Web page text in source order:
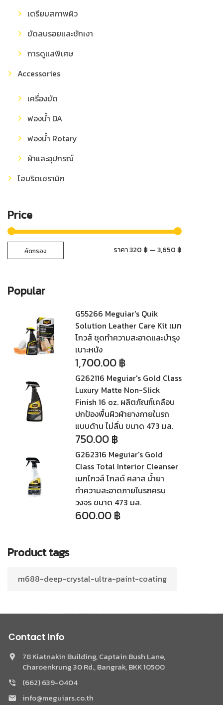
เตรียมสภาพผิว
ขัดลบรอยและชักเงา
การดูแลพิเศษ
Accessories
เครื่องขัด
ฟองน้ำ DA
ฟองน้ำ Rotary
ผ้าและอุปกรณ์
ไฮบริดเซรามิก
Price
คัดกรอง ราคา320 ฿ —3,650 ฿
Popular
G55266 Meguiar's Quik
Solution Leather Care Kit เมก
ไกวส์ ชุดทำความสะอาดและบำรุง
เบาะหนัง
1,700.00฿
G262116 Meguiar's Gold Class
Luxury Matte Non-Slick
Finish 16 oz. ผลิตภัณฑ์เคลือบ
ปกป้องพื้นผิวผ้ายางภายในรถ
แบบด้าน ไม่ลื่น ขนาด 473 มล.
750.00฿
G262316 Meguiar's Gold
Class Total Interior Cleanser
เมกไกวส์ โกลด์ คลาส น้ำยา
ทำความสะอาดภายในรถครบ
วงจร ขนาด 473 มล.
600.00฿
Product tags
m688-deep-crystal-ultra-paint-coating
Contact Info
78 Kiatnakin Building, Captain Bush Lane,
Charoenkrung 30 Rd., Bangrak, BKK 10500
(662) 639-0404
info@meguiars.co.th